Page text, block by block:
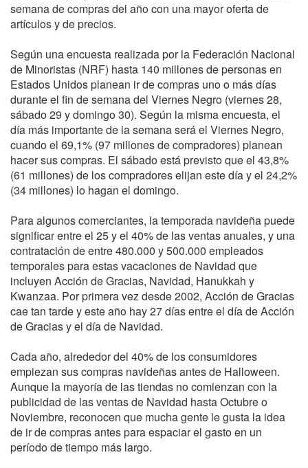
semana de compras del año con una mayor oferta de
artículos y de precios.
Según una encuesta realizada por la Federación Nacional
de Minoristas (NRF) hasta 140 millones de personas en
Estados Unidos planean ir de compras uno o más días
durante el fin de semana del Viernes Negro (viernes 28,
sábado 29 y domingo 30). Según la misma encuesta, el
día más importante de la semana será el Viernes Negro,
cuando el 69,1% (97 millones de compradores) planean
hacer sus compras. El sábado está previsto que el 43,8%
(61 millones) de los compradores elijan este día y el 24,2%
(34 millones) lo hagan el domingo.
Para algunos comerciantes, la temporada navideña puede
significar entre el 25 y el 40% de las ventas anuales, y una
contratación de entre 480.000 y 500.000 empleados
temporales para estas vacaciones de Navidad que
incluyen Acción de Gracias, Navidad, Hanukkah y
Kwanzaa. Por primera vez desde 2002, Acción de Gracias
cae tan tarde y este año hay 27 días entre el día de Acción
de Gracias y el día de Navidad.
Cada año, alrededor del 40% de los consumidores
empiezan sus compras navideñas antes de Halloween.
Aunque la mayoría de las tiendas no comienzan con la
publicidad de las ventas de Navidad hasta Octubre o
Noviembre, reconocen que mucha gente le gusta la idea
de ir de compras antes para espaciar el gasto en un
período de tiempo más largo.